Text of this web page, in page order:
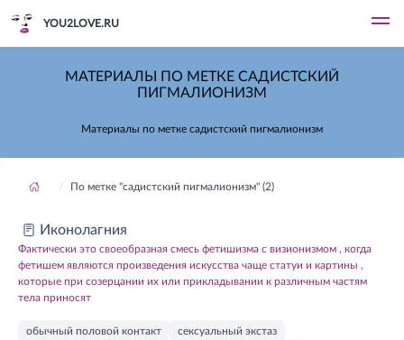
YOU2LOVE.RU
МАТЕРИАЛЫ ПО МЕТКЕ САДИСТСКИЙ
ПИГМАЛИОНИЗМ
Материалы по метке садистский пигмалионизм
По метке "садистский пигмалионизм" (2)
Иконолагния
Фактически это своеобразная смесь фетишизма с визионизмом , когда
фетишем являются произведения искусства чаще статуи и картины ,
которые при созерцании их или прикладывании к различным частям
тела приносят
обычный половой контакт
сексуальный экстаз